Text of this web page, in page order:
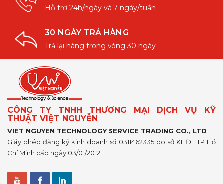
Hỗ trợ 24h/ngày và 7 ngày/tuần
30 NGÀY TRẢ HÀNG
Trả lại hàng trong vòng 30 ngày
CÔNG TY TNHH THƯƠNG MẠI DỊCH VỤ KỸ
THUẬT VIỆT NGUYỄN
VIET NGUYEN TECHNOLOGY SERVICE TRADING CO., LTD
Giấy phép đăng ký kinh doanh số 0311462335 do sở KHĐT TP Hồ
Chí Minh cấp ngày 03/01/2012